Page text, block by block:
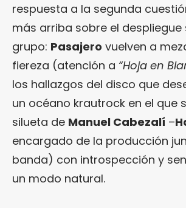
respuesta a la segunda
más arriba sobre el despliegue
grupo: Pasajero vuelven a
fiereza (atención a “Hoja en
los hallazgos del disco que
un océano krautrock en el que
silueta de Manuel Cabezalí –
encargado de la producción
banda) con introspección y
un modo natural.